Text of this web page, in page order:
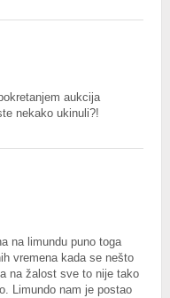
aukcija
nekako ukinuli?!
na limundu puno toga
vremena kada se nešto
na žalost sve to nije tako
Limundo nam je postao